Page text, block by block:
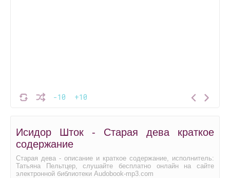
-10 +10
Исидор Шток - Старая дева краткое
содержание
Старая дева - описание и краткое содержание, исполнитель:
Татьяна Пельтцер, слушайте бесплатно онлайн на сайте
электронной библиотеки Audobook-mp3.com